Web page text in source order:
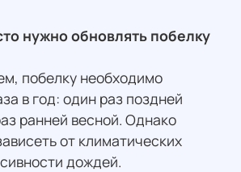
нужно обновлять побелку
побелку необходимо
в год: один раз поздней
ранней весной. Однако
от климатических
дождей.